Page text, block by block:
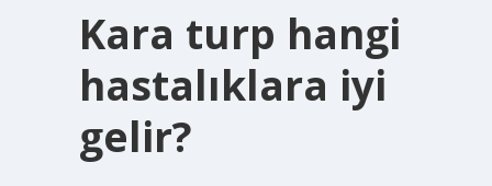
Kara turp hangi
hastalıklara iyi
gelir?